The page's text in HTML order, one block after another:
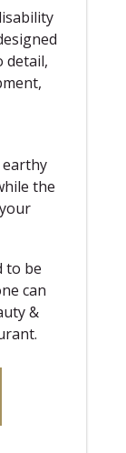
detail,
earthy
the
to be
can
&